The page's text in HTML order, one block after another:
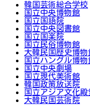
韓国芸術総合学校
国立中央博物館
国立国語院
国立中央図書館
国立国楽院
国立民俗博物館
大韓民国歴史博物
国立ハングル博物
国立中央劇場
国立現代美術館
韓国政策放送院
国立アジア文化殿
大韓民国芸術院